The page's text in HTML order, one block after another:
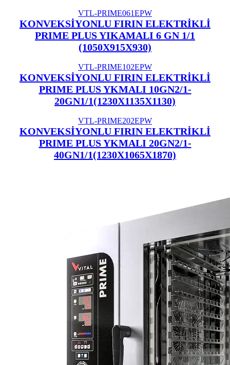
VTL-PRIME061EPW
KONVEKSİYONLU FIRIN ELEKTRİKLİ
PRIME PLUS YIKAMALI 6 GN 1/1
(1050X915X930)
VTL-PRIME102EPW
KONVEKSİYONLU FIRIN ELEKTRİKLİ
PRIME PLUS YKMALI 10GN2/1-
20GN1/1(1230X1135X1130)
VTL-PRIME202EPW
KONVEKSİYONLU FIRIN ELEKTRİKLİ
PRIME PLUS YKMALI 20GN2/1-
40GN1/1(1230X1065X1870)